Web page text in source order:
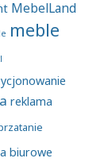
MebelLand
meble
reklama
biurowe